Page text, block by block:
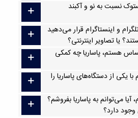
نسبت به نو و آکبند
و اینستاگرام قرار می‌دهید
یا تصاویر اینترنتی؟
هستم، پاساریا چه کمکی
یکی از دستگاه‌های پاساریا را
می‌توانم به پاساریا بفروشم؟
وجود دارد؟